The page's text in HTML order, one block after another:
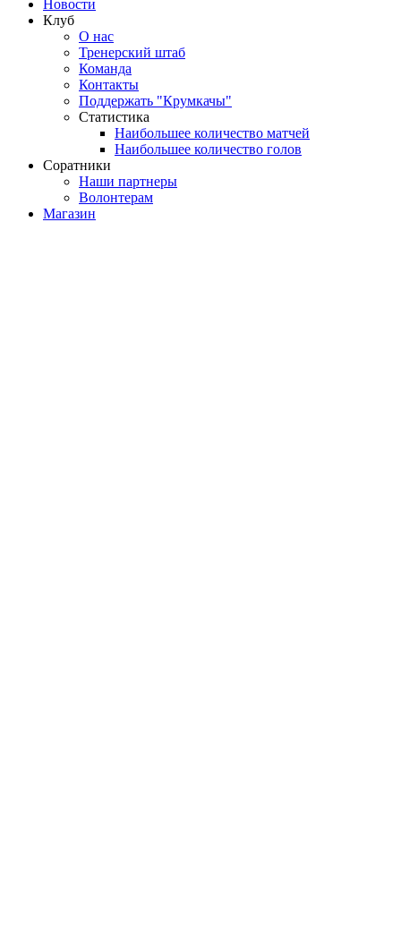
Новости
Клуб
О нас
Тренерский штаб
Команда
Контакты
Поддержать "Крумкачы"
Статистика
Наибольшее количество матчей
Наибольшее количество голов
Соратники
Наши партнеры
Волонтерам
Магазин